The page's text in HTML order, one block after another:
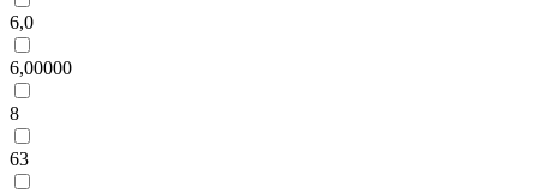
6,0
6,00000
8
63